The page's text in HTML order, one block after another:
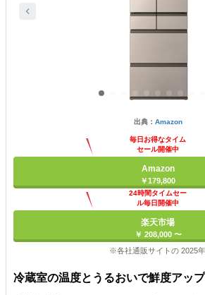
出典： Amazon
毎日お得なタイム
セール開催中
Amazon
￥179,800
24時間タイムセー
ル毎日開催中
楽天市場
￥ 208,000 〜
※各社通販サイトの 2025
冷蔵室の温度とうるおいで鮮度アップ